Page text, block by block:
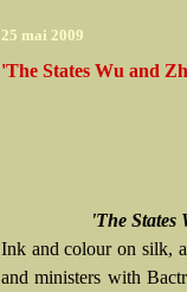
25 mai 2009
'The States Wu and
'The States
Ink and colour on silk,
and ministers with